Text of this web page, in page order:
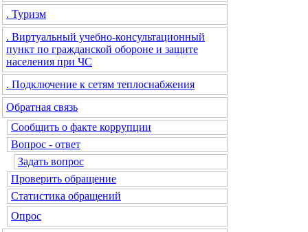
. Туризм
. Виртуальный учебно-консультационный
пункт по гражданской обороне и защите
населения при ЧС
. Подключение к сетям теплоснабжения
Обратная связь
Сообщить о факте коррупции
Вопрос - ответ
Задать вопрос
Проверить обращение
Статистика обращений
Опрос